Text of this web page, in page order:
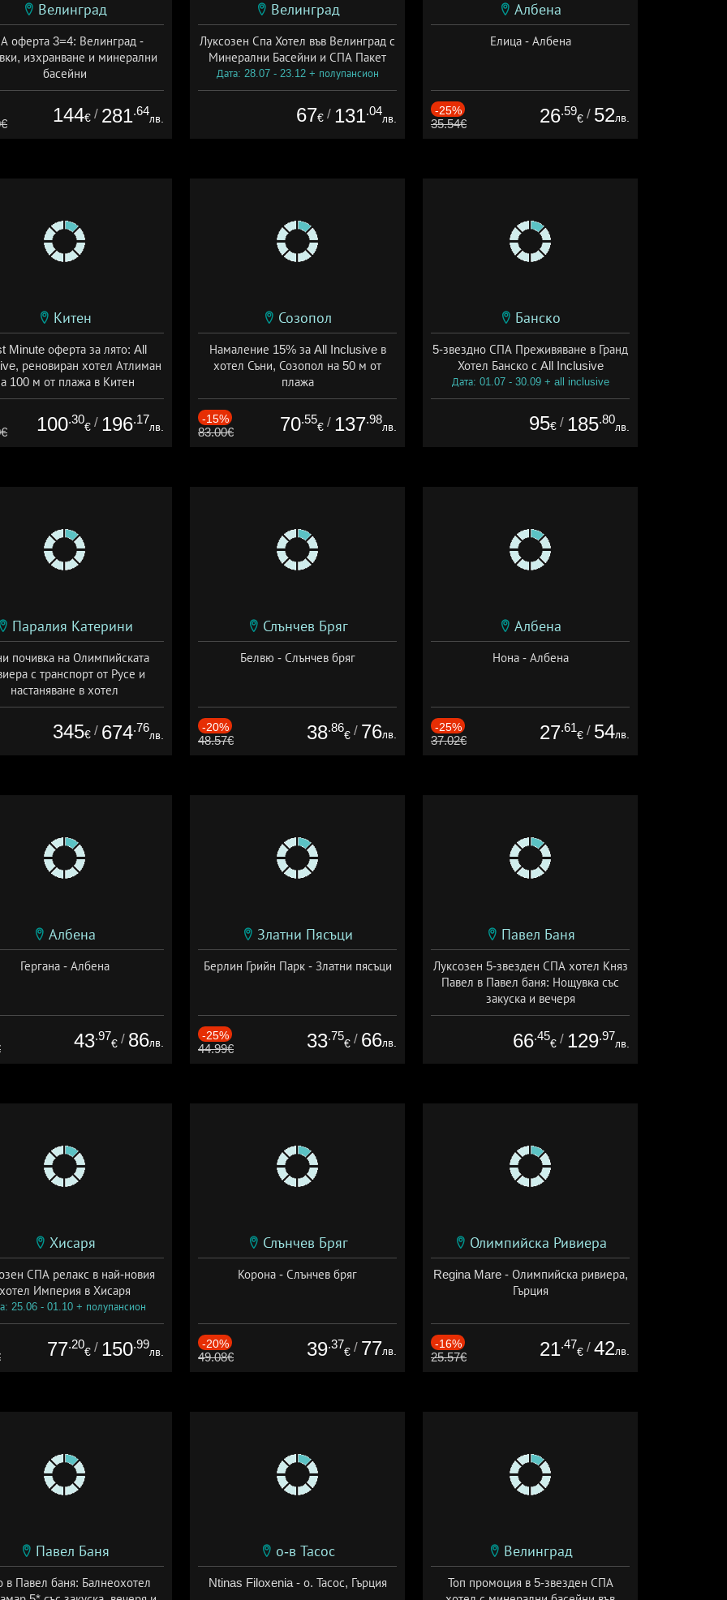
Велинград
оферта 3=4: Велинград -
изхранване и минерални
басейни
01.07 - 30.09 + полупансион
144€ / 281.64
лв.
Велинград
Луксозен Спа Хотел във Велинград с
Минерални Басейни и СПА Пакет
Дата: 28.07 - 23.12 + полупансион
67€ / 131.04
лв.
Албена
Елица - Албена
-25%
35.54€ 26.59
€ / 52лв.
Китен
Minute оферта за лято: All
реновиран хотел Атлиман
100 м от плажа в Китен
01.06 - 29.09 + all inclusive
100.30
€ / 196.17
лв.
Созопол
Намаление 15% за All Inclusive в
хотел Съни, Созопол на 50 м от
плажа
Дата: 30.07 - 30.09 + all inclusive
-15%
83.00€ 70.55
€ / 137.98
лв.
Банско
5-звездно СПА Преживяване в Гранд
Хотел Банско с All Inclusive
Дата: 01.07 - 30.09 + all inclusive
95€ / 185.80
лв.
Паралия Катерини
почивка на Олимпийската
с транспорт от Русе и
настаняване в хотел
18.09 - 23.09 + закуска
345€ / 674.76
лв.
Слънчев Бряг
Белвю - Слънчев бряг
-20%
48.57€ 38.86
€ / 76лв.
Албена
Нона - Албена
-25%
37.02€ 27.61
€ / 54лв.
Албена
Гергана - Албена
43.97
€ / 86лв.
Златни Пясъци
Берлин Грийн Парк - Златни пясъци
-25%
44.99€ 33.75
€ / 66лв.
Павел Баня
Луксозен 5-звезден СПА хотел Княз
Павел в Павел баня: Нощувка със
закуска и вечеря
Дата: 17.07 - 22.12 + полупансион
66.45
€ / 129.97
лв.
Хисаря
СПА релакс в най-новия
хотел Империя в Хисаря
25.06 - 01.10 + полупансион
77.20
€ / 150.99
лв.
Слънчев Бряг
Корона - Слънчев бряг
-20%
49.08€ 39.37
€ / 77лв.
Олимпийска Ривиера
Regina Mare - Олимпийска ривиера,
Гърция
-16%
25.57€ 21.47
€ / 42лв.
Павел Баня
в Павел баня: Балнеохотел
о-в Тасос
Ntinas Filoxenia - о. Тасос, Гърция
Велинград
Топ промоция в 5-звезден СПА